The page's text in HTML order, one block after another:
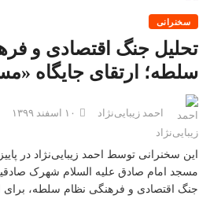
سخنرانی
تحلیل جنگ اقتصادی و
سلطه؛ ارتقای جایگاه
احمد زیبایی‌نژاد
مسجد امام صادق علیه السلام شهرک
جنگ اقتصادی و فرهنگی نظام سلطه، برای